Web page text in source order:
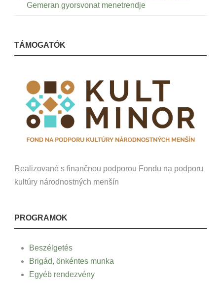
Gemeran gyorsvonat menetrendje
TÁMOGATÓK
Realizované s finančnou podporou Fondu na podporu
kultúry národnostných menšín
PROGRAMOK
Beszélgetés
Brigád, önkéntes munka
Egyéb rendezvény